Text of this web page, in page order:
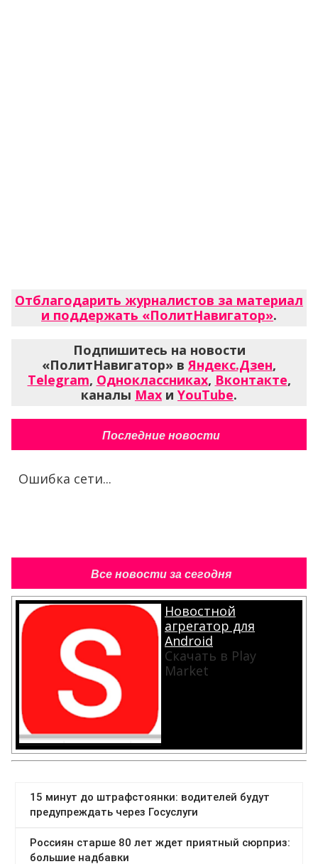
Отблагодарить журналистов за материал
и поддержать «ПолитНавигатор».
Подпишитесь на новости
«ПолитНавигатор» вЯндекс.Дзен,
Telegram, Одноклассниках, Вконтакте,
каналы Max и YouTube.
Последние новости
Ошибка сети...
Все новости за сегодня
Новостной
агрегатор для
Android
Скачать в Play
Market